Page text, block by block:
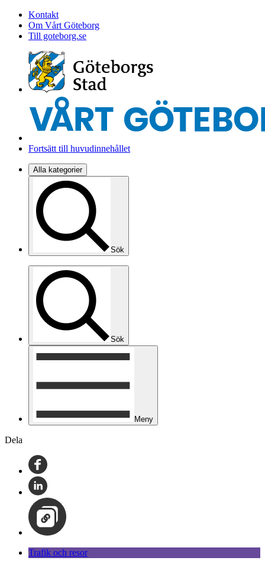
Kontakt
Om Vårt Göteborg
Till goteborg.se
Fortsätt till huvudinnehållet
Alla kategorier
Sök
Sök
Meny
Dela
Trafik och resor